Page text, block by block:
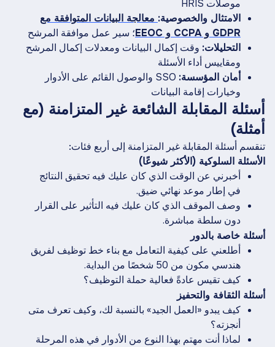
موصلات HRIS
الامتثال والخصوصية:معالجة البيانات المتوافقة مع
GDPR و CCPA و EEOC
؛ سير عمل موافقة المرشح
التحليلات:وقت إكمال البيانات ومعدلات إكمال المرشح
ومقاييس أداء الأسئلة
أمان المؤسسة:
SSO والوصول القائم على الأدوار
وخيارات إقامة البيانات
أسئلة المقابلة الشائعة غير المتزامنة (مع
أمثلة)
تنقسم أسئلة المقابلة غير المتزامنة إلى أربع فئات:
الأسئلة السلوكية (الأكثر شيوعًا)
أخبرني عن الوقت الذي كان عليك فيه تحقيق النتائج
في إطار موعد نهائي ضيق.
وصف الموقف الذي كان عليك فيه التأثير على القرار
دون سلطة مباشرة.
أسئلة خاصة بالدور
أطلعني على كيفية التعامل مع بناء خط توظيف لفريق
هندسي مكون من 50 شخصًا من البداية.
كيف تقيس عادةً فعالية حملة التوظيف؟
أسئلة الثقافة والتحفيز
كيف يبدو «العمل الجيد» بالنسبة لك، وكيف تعرف متى
أنجزته؟
لماذا أنت مهتم بهذا النوع من الأدوار في هذه المرحلة